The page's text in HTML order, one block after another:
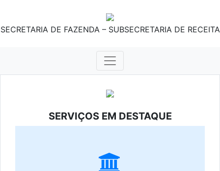
SECRETARIA DE FAZENDA – SUBSECRETARIA DE RECEITA
SERVIÇOS EM DESTAQUE